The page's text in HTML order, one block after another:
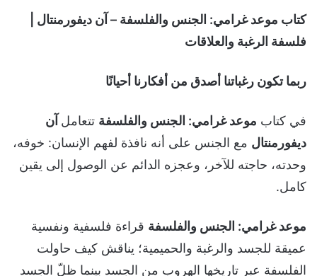
كتاب موعد غرامي: الجنس والفلسفة – آن ديفورمنتال |
فلسفة الرغبة والعلاقات
ربما تكون رغباتنا أصدق من أفكارنا أحيانًا
في كتاب موعد غرامي: الجنس والفلسفة تتعامل آن
ديفورمنتال مع الجنس على أنه نافذة لفهم الإنسان: خوفه،
وحدته، حاجته للآخر، وعجزه الدائم عن الوصول إلى يقين
كامل.
موعد غرامي: الجنس والفلسفة قراءة فلسفية ونفسية
عميقة للجسد والرغبة والحميمية؛ يناقش كيف حاولت
الفلسفة عبر تاريخها الهروب من الجسد بينما ظلّ الجسد